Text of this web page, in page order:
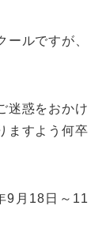
ルですが、
迷惑をおかけ
ますよう何卒
9月18日～11